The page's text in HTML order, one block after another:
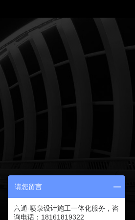
请您留言
六通-喷泉设计施工一体化服务，咨
询电话：18161819322